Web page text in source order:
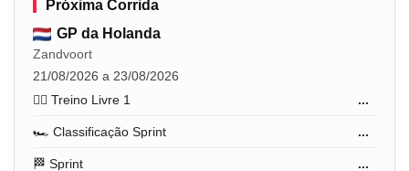
Próxima Corrida
GP da Holanda
Zandvoort
21/08/2026 a 23/08/2026
🏋️‍♂️ Treino Livre 1
...
🏎️ Classificação Sprint ...
🏁 Sprint ...